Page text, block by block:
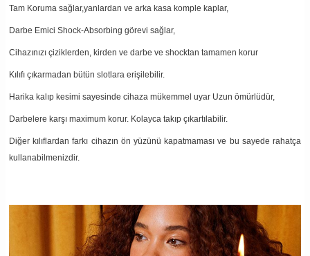
Tam Koruma sağlar,yanlardan ve arka kasa komple kaplar,
Darbe Emici Shock-Absorbing görevi sağlar,
Cihazınızı çiziklerden, kirden ve darbe ve shocktan tamamen korur
Kılıfı çıkarmadan bütün slotlara erişilebilir.
Harika kalıp kesimi sayesinde cihaza mükemmel uyar Uzun ömürlüdür,
Darbelere karşı maximum korur. Kolayca takıp çıkartılabilir.
Diğer kılıflardan farkı cihazın ön yüzünü kapatmaması ve bu sayede rahatça
kullanabilmenizdir.